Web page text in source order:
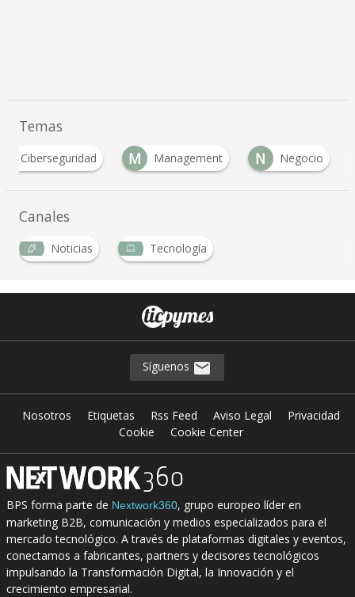
Temas
Ciberseguridad M Management N Negocio
Canales
Noticias Tecnología
Síguenos
Nosotros Etiquetas Rss Feed Aviso Legal
Privacidad
Cookie
Cookie Center
BPS forma parte de Nextwork360, grupo europeo líder en
marketing B2B, comunicación y medios especializados para el
mercado tecnológico. A través de plataformas digitales y eventos,
conectamos a fabricantes, partners y decisores tecnológicos
impulsando la Transformación Digital, la Innovación y el
crecimiento empresarial.